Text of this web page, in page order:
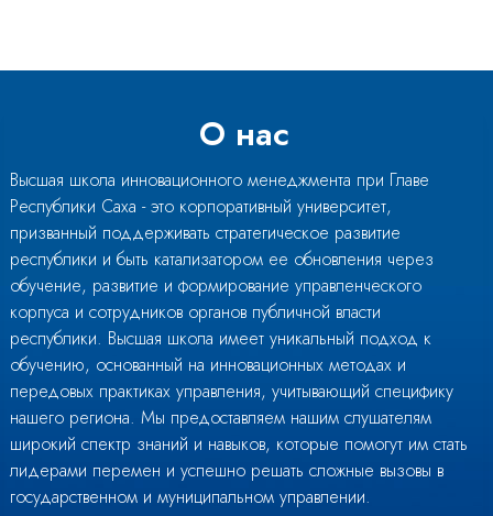
О нас
Высшая школа инновационного менеджмента при Главе
Республики Саха - это корпоративный университет,
призванный поддерживать стратегическое развитие
республики и быть катализатором ее обновления через
обучение, развитие и формирование управленческого
корпуса и сотрудников органов публичной власти
республики. Высшая школа имеет уникальный подход к
обучению, основанный на инновационных методах и
передовых практиках управления, учитывающий специфику
нашего региона. Мы предоставляем нашим слушателям
широкий спектр знаний и навыков, которые помогут им стать
лидерами перемен и успешно решать сложные вызовы в
государственном и муниципальном управлении.